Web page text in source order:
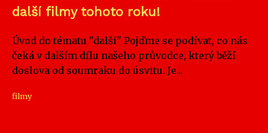
další filmy tohoto roku!
Úvod do tématu "další" Pojďme se podívat, co nás
čeká v dalším dílu našeho průvodce, který běží
doslova od soumraku do úsvitu. Je...
filmy